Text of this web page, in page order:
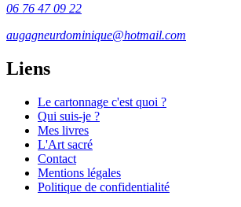
06 76 47 09 22
augagneurdominique@hotmail.com
Liens
Le cartonnage c'est quoi ?
Qui suis-je ?
Mes livres
L'Art sacré
Contact
Mentions légales
Politique de confidentialité